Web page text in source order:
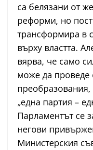
са белязани от
реформи, но
трансформира в
върху властта.
вярва, че само
може да проведе
„една партия –
Парламентът се
негови
Министерския